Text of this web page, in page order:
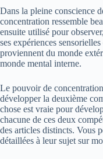
Dans la pleine conscience
concentration ressemble
ensuite utilisé pour
ses expériences
proviennent du monde
monde mental interne.
Le pouvoir de
développer la deuxième
chose est vraie pour
chacune de ces deux
des articles distincts. Vous
détaillées à leur sujet sur